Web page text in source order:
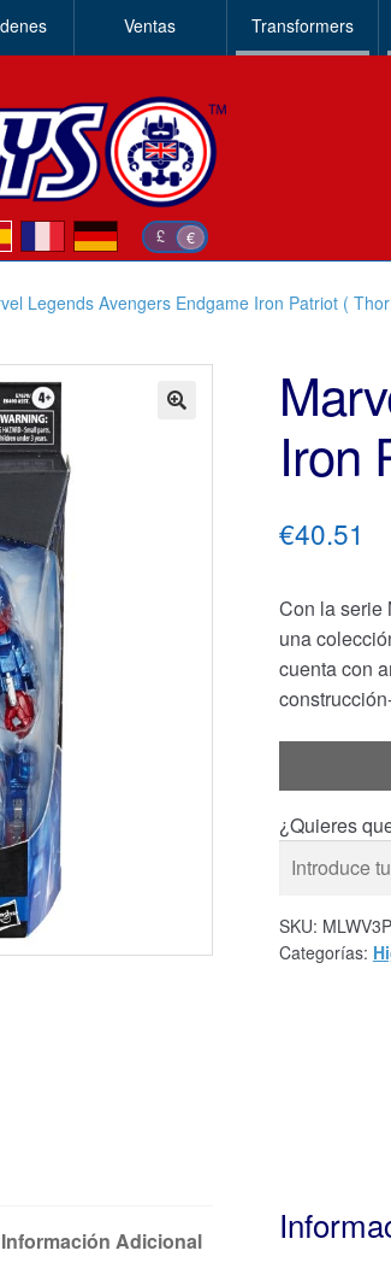
Ventas Transformers
£ €
de
Legends Avengers Endgame Iron Patriot (
Iron
€40.51
Con la serie
una
cuenta con
¿Quieres
SKU:
Categorías:
Información Adicional